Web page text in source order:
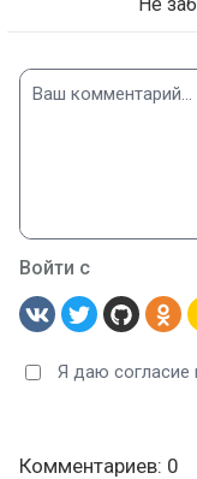
Войти с
Я даю согласие
Комментариев: 0